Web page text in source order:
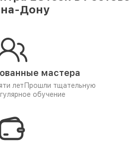
на-Дону
мастера
лет Прошли тщательную
обучение